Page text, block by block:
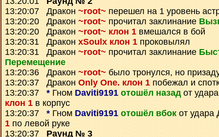
13:20:07 Дракон ~root~ перешел на 1 уровень
13:20:20 Дракон ~root~ прочитал заклинание
13:20:20 Дракон ~root~ клон 1 вмешался в бой
13:20:31 Дракон xSoulx клон 1 проковылял
13:20:31 Дракон ~root~ прочитал заклинание
Перемещение
13:20:36 Дракон ~root~ было тронулся, но
13:20:37 Дракон Only One. клон 1 побежал и
13:20:37 * Гном Daviti9191 отошёл назадот
клон 1 в корпус
13:20:37 * Гном Daviti9191 отошёл вбок от удара
1 по левой руке
13:20:37 Раунд № 3